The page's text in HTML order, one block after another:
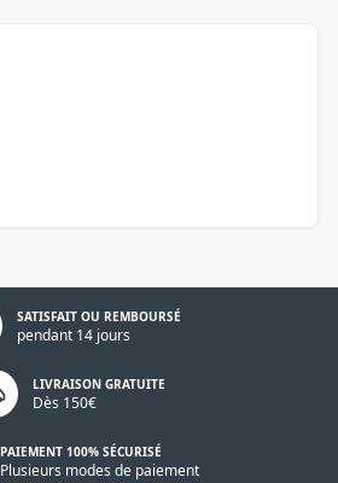
SATISFAIT OU REMBOURSÉ
pendant 14 jours
LIVRAISON GRATUITE
Dès 150€
PAIEMENT 100% SÉCURISÉ
Plusieurs modes de paiement